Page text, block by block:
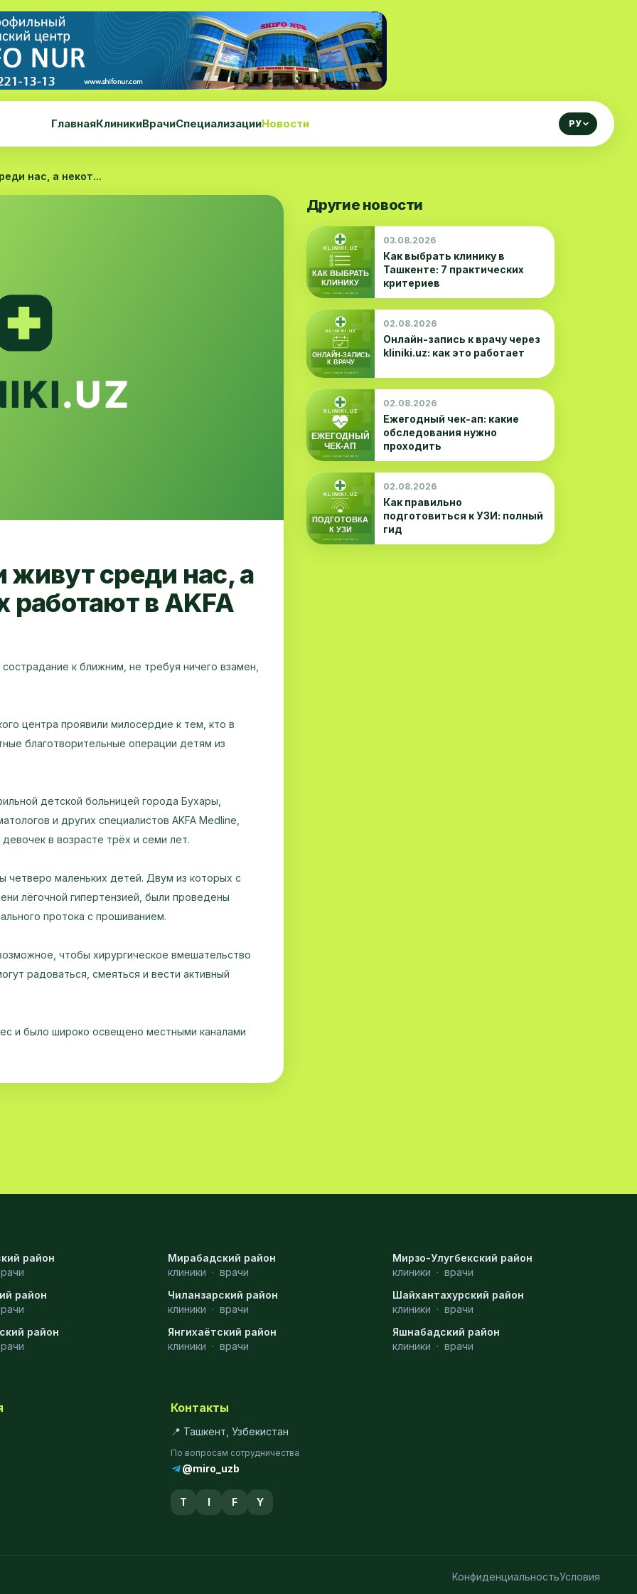
ГлавнаяКлиникиВрачиСпециализацииНовости РУ
нас, а некот...
живут среди нас, а
работают в AKFA
к ближним, не требуя ничего взамен,
центра проявили милосердие к тем, кто в
благотворительные операции детям из
детской больницей города Бухары,
и других специалистов AKFA Medline,
в возрасте трёх и семи лет.
маленьких детей. Двум из которых с
лёгочной гипертензией, были проведены
протока с прошиванием.
чтобы хирургическое вмешательство
радоваться, смеяться и вести активный
и было широко освещено местными каналами
Другие новости
03.08.2026
Как выбрать клинику в
Ташкенте: 7 практических
критериев
02.08.2026
Онлайн-запись к врачу через
kliniki.uz: как это работает
02.08.2026
Ежегодный чек-ап: какие
обследования нужно
проходить
02.08.2026
Как правильно
подготовиться к УЗИ: полный
гид
район
Мирабадский район
клиники · врачи
Мирзо-Улугбекский район
клиники · врачи
район
Чиланзарский район
клиники · врачи
Шайхантахурский район
клиники · врачи
район
Янгихаётский район
клиники · врачи
Яшнабадский район
клиники · врачи
Контакты
📍 Ташкент, Узбекистан
По вопросам сотрудничества
@miro_uzb
T I F Y
КонфиденциальностьУсловия